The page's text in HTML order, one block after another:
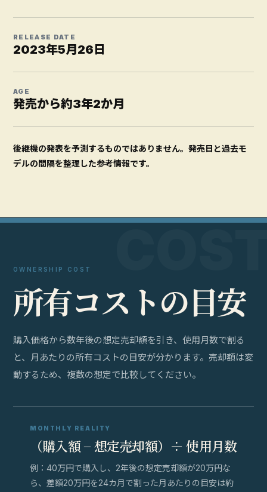
RELEASE DATE
2023年5月26日
AGE
発売から約3年2か月
後継機の発表を予測するものではありません。発売日と過去モ
デルの間隔を整理した参考情報です。
OWNERSHIP COST
所有コス トの目安
購入価格から数年後の想定売却額を引き、使用月数で割る
と、月あたりの所有コストの目安が分かります。売却額は変
動するため、複数の想定で比較してください。
MONTHLY REALITY
（購入額 − 想定売却額）÷ 使用月数
例：40万円で購入し、2年後の想定売却額が20万円な
ら、差額20万円を24カ月で割った月あたりの目安は約